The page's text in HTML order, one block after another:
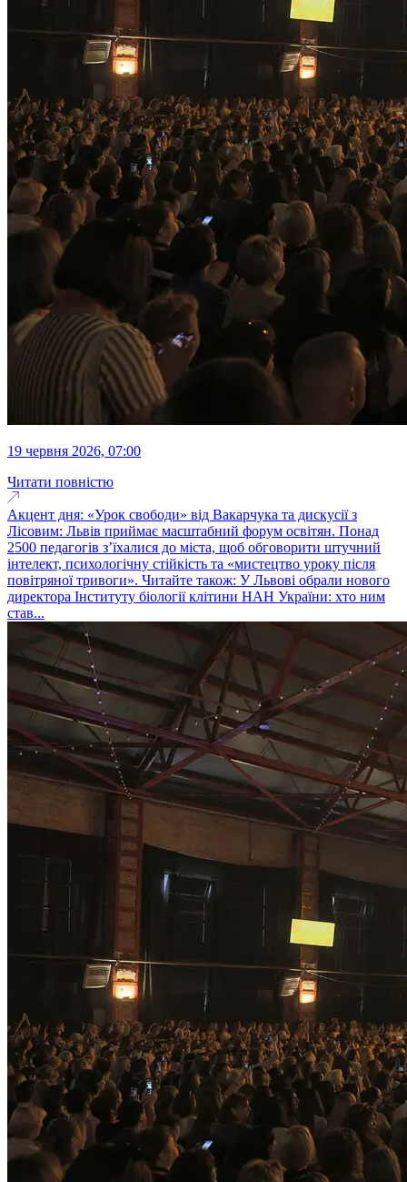
19 червня 2026, 07:00
Читати повністю
Акцент дня: «Урок свободи» від Вакарчука та дискусії з
Лісовим: Львів приймає масштабний форум освітян. Понад
2500 педагогів з’їхалися до міста, щоб обговорити штучний
інтелект, психологічну стійкість та «мистецтво уроку після
повітряної тривоги». Читайте також: У Львові обрали нового
директора Інституту біології клітини НАН України: хто ним
став...